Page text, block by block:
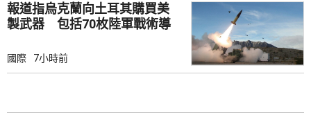
報道指烏克蘭向土耳其購買美
製武器 包括70枚陸軍戰術導
國際 7小時前